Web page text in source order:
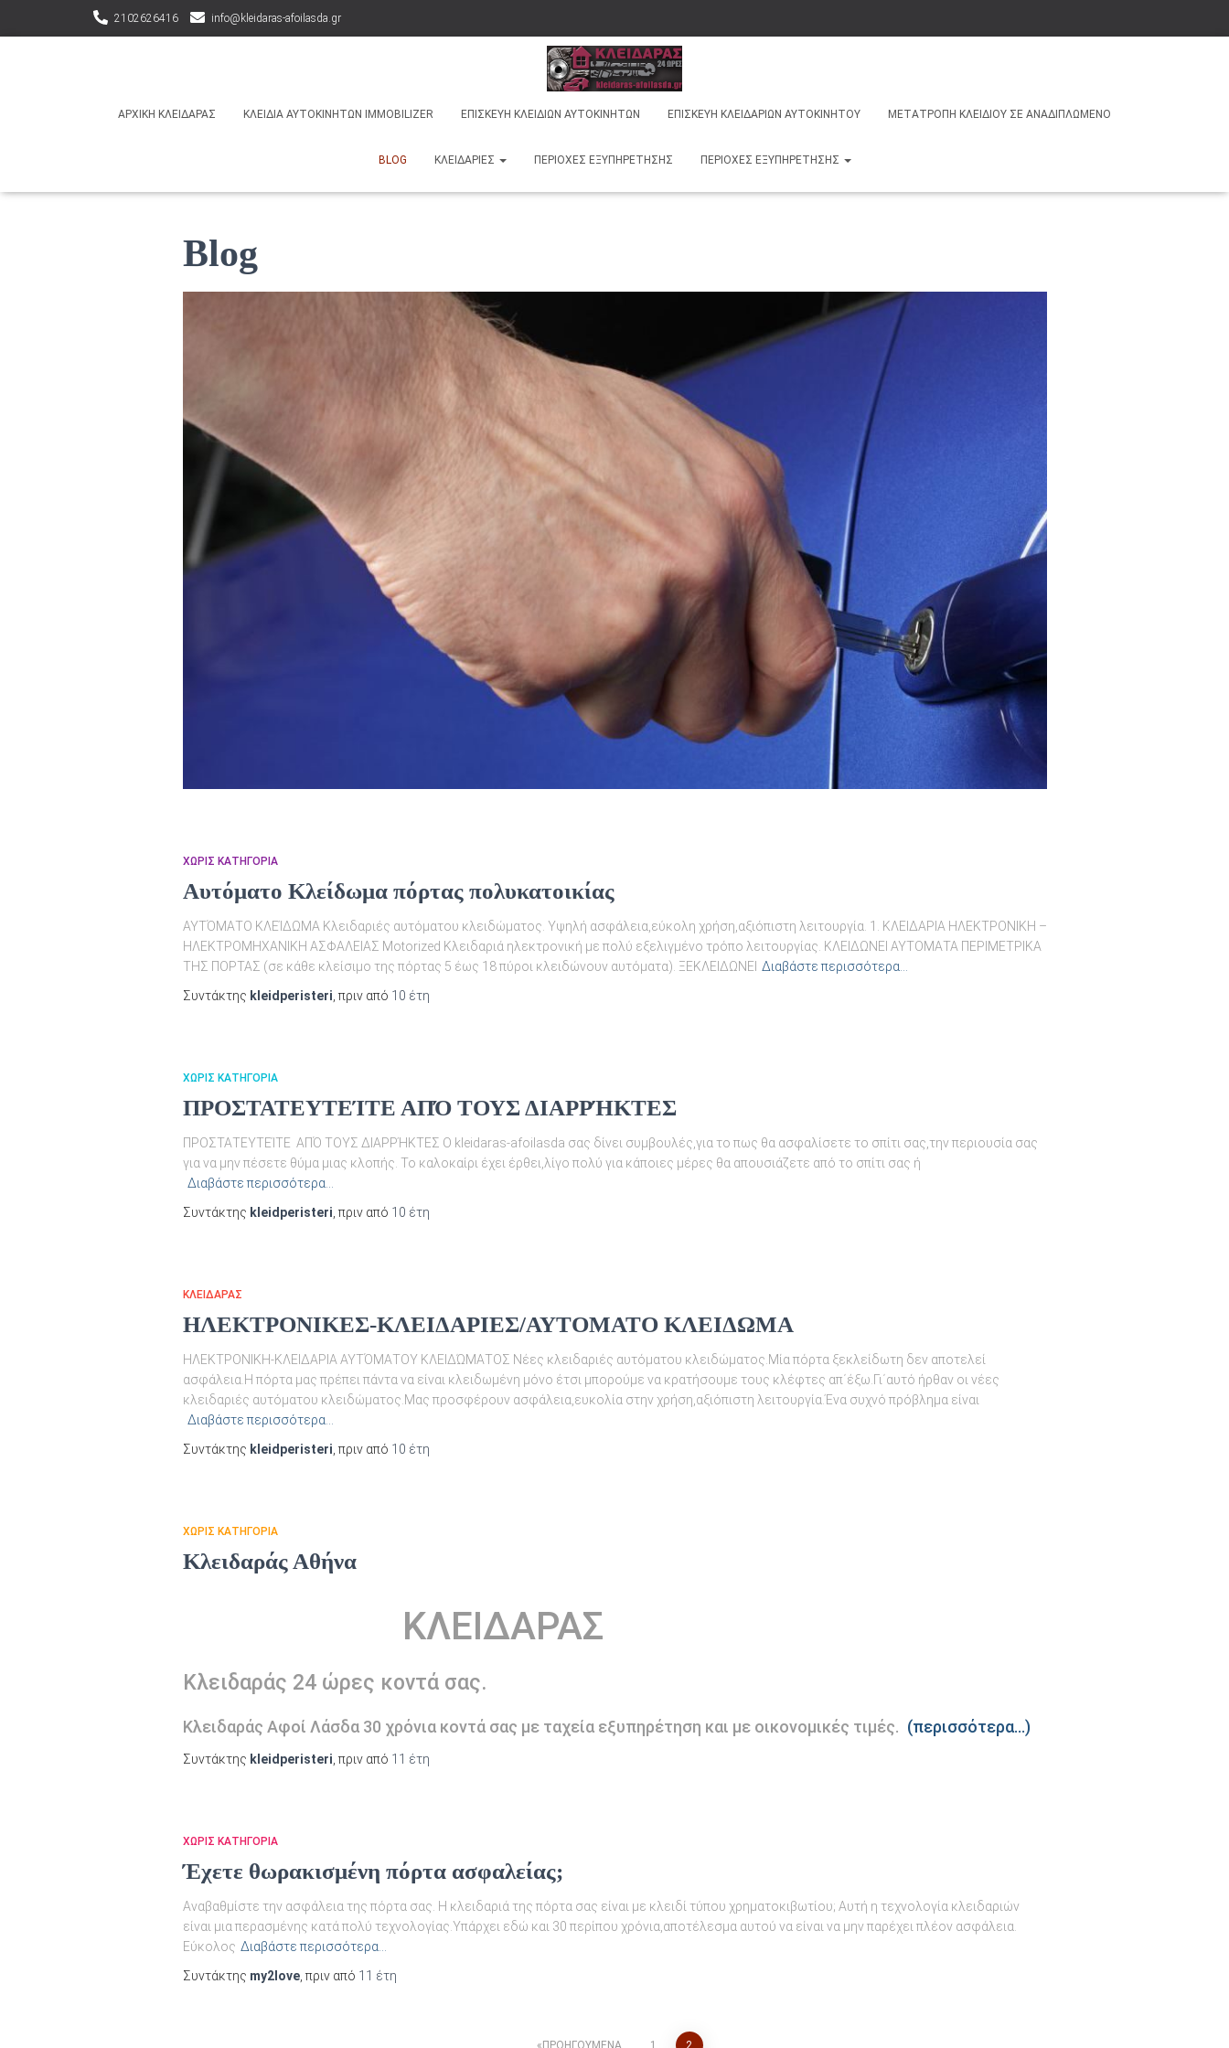
2102626416 info@kleidaras-afoilasda.gr
ΑΡΧΙΚΉ ΚΛΕΙΔΑΡΆΣ ΚΛΕΙΔΙΆ ΑΥΤΟΚΙΝΉΤΩΝ IMMOBILIZER ΕΠΙΣΚΕΥΉ ΚΛΕΙΔΙΏΝ ΑΥΤΟΚΙΝΉΤΩΝ ΕΠΙΣΚΕΥΉ ΚΛΕΙΔΑΡΙΏΝ ΑΥΤΟΚΙΝΉΤΟΥ ΜΕΤΑΤΡΟΠΉ ΚΛΕΙΔΙΟΎ ΣΕ ΑΝΑΔΙΠΛΩΜΈΝΟ
BLOG ΚΛΕΙΔΑΡΙΈΣ ΠΕΡΙΟΧΈΣ ΕΞΥΠΗΡΈΤΗΣΗΣ ΠΕΡΙΟΧΈΣ ΕΞΥΠΗΡΈΤΗΣΗΣ
Blog
ΧΩΡΊΣ ΚΑΤΗΓΟΡΊΑ
Αυτόματο Κλείδωμα πόρτας πολυκατοικίας
ΑΥΤΌΜΑΤΟ ΚΛΕΊΔΩΜΑ Κλειδαριές αυτόματου κλειδώματος. Υψηλή ασφάλεια,εύκολη χρήση,αξιόπιστη λειτουργία. 1. KΛΕΙΔΑΡΙΑ ΗΛΕΚΤΡΟΝΙΚΗ –
ΗΛΕΚΤΡΟΜΗΧΑΝΙΚΗ ΑΣΦΑΛΕΙΑΣ Motorized Κλειδαριά ηλεκτρονική με πολύ εξελιγμένο τρόπο λειτουργίας. ΚΛΕΙΔΩΝΕΙ ΑΥΤΟΜΑΤΑ ΠΕΡΙΜEΤΡΙΚΑ
ΤΗΣ ΠΟΡΤΑΣ (σε κάθε κλείσιμο της πόρτας 5 έως 18 πύροι κλειδώνουν αυτόματα). ΞΕΚΛΕΙΔΩΝΕΙ Διαβάστε περισσότερα…
Συντάκτης kleidperisteri , πριν από 10 έτη
ΧΩΡΊΣ ΚΑΤΗΓΟΡΊΑ
ΠΡΟΣΤΑΤΕΥΤΕΊΤΕ ΑΠΌ ΤΟΥΣ ΔΙΑΡΡΉΚΤΕΣ
ΠΡΟΣΤΑΤΕΥΤΕΊΤΕ ΑΠΌ ΤΟΥΣ ΔΙΑΡΡΉΚΤΕΣ Ο kleidaras-afoilasda σας δίνει συμβουλές,για το πως θα ασφαλίσετε το σπίτι σας,την περιουσία σας
για να μην πέσετε θύμα μιας κλοπής. Το καλοκαίρι έχει έρθει,λίγο πολύ για κάποιες μέρες θα απουσιάζετε από το σπίτι σας ή
Διαβάστε περισσότερα…
Συντάκτης kleidperisteri , πριν από 10 έτη
ΚΛΕΙΔΑΡΆΣ
ΗΛΕΚΤΡΟΝΙΚΕΣ-ΚΛΕΙΔΑΡΙΕΣ/ΑΥΤΟΜΑΤΟ ΚΛΕΙΔΩΜΑ
ΗΛΕΚΤΡΟΝΙΚΗ-ΚΛΕΙΔΑΡΙΑ ΑΥΤΌΜΑΤΟΥ ΚΛΕΙΔΏΜΑΤΟΣ Νέες κλειδαριές αυτόματου κλειδώματος.Μία πόρτα ξεκλείδωτη δεν αποτελεί
ασφάλεια.Η πόρτα μας πρέπει πάντα να είναι κλειδωμένη μόνο έτσι μπορούμε να κρατήσουμε τους κλέφτες απ΄έξω.Γι΄αυτό ήρθαν οι νέες
κλειδαριές αυτόματου κλειδώματος.Μας προσφέρουν ασφάλεια,ευκολία στην χρήση,αξιόπιστη λειτουργία.Ένα συχνό πρόβλημα είναι
Διαβάστε περισσότερα…
Συντάκτης kleidperisteri , πριν από 10 έτη
ΧΩΡΊΣ ΚΑΤΗΓΟΡΊΑ
Κλειδαράς Αθήνα
ΚΛΕΙΔΑΡΑΣ
Κλειδαράς 24 ώρες κοντά σας.
Κλειδαράς Αφοί Λάσδα 30 χρόνια κοντά σας με ταχεία εξυπηρέτηση και με οικονομικές τιμές. (περισσότερα…)
Συντάκτης kleidperisteri , πριν από 11 έτη
ΧΩΡΊΣ ΚΑΤΗΓΟΡΊΑ
Έχετε θωρακισμένη πόρτα ασφαλείας;
Αναβαθμίστε την ασφάλεια της πόρτα σας. Η κλειδαριά της πόρτα σας είναι με κλειδί τύπου χρηματοκιβωτίου; Αυτή η τεχνολογία κλειδαριών
είναι μια περασμένης κατά πολύ τεχνολογίας.Υπάρχει εδώ και 30 περίπου χρόνια,αποτέλεσμα αυτού να είναι να μην παρέχει πλέον ασφάλεια.
Εύκολος Διαβάστε περισσότερα…
Συντάκτης my2love, πριν από 11 έτη
ΠΡΟΗΓΟΎΜΕΝΑ 1 2